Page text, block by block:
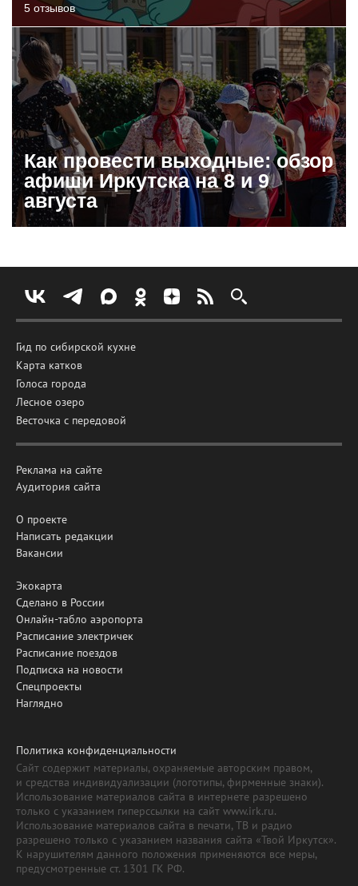
5 отзывов
Как провести выходные: обзор
афиши Иркутска на 8 и 9
августа
Гид по сибирской кухне
Карта катков
Голоса города
Лесное озеро
Весточка с передовой
Реклама на сайте
Аудитория сайта
О проекте
Написать редакции
Вакансии
Экокарта
Сделано в России
Онлайн-табло аэропорта
Расписание электричек
Расписание поездов
Подписка на новости
Спецпроекты
Наглядно
Политика конфиденциальности
Сайт содержит материалы, охраняемые авторским правом,
и средства индивидуализации (логотипы, фирменные знаки).
Использование материалов сайта в интернете разрешено
только с указанием гиперссылки на сайт www.irk.ru.
Использование материалов сайта в печати, ТВ и радио
разрешено только с указанием названия сайта «Твой Иркутск».
К нарушителям данного положения применяются все меры,
предусмотренные ст. 1301 ГК РФ.